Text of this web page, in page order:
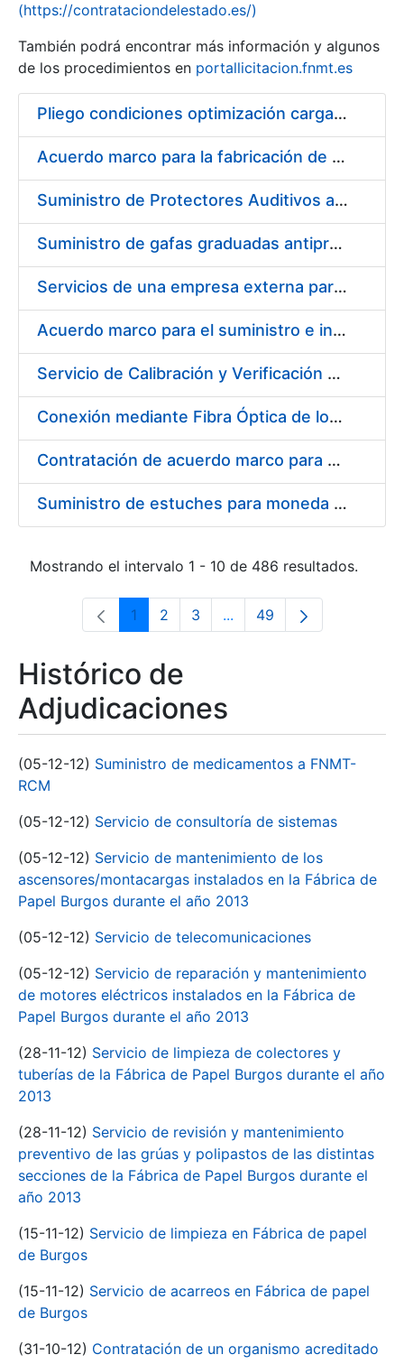
(https://contrataciondelestado.es/)
También podrá encontrar más información y algunos
de los procedimientos en portallicitacion.fnmt.es
Pliego condiciones optimización cargas compras firmado
Acuerdo marco para la fabricación de piezas
Suministro de Protectores Auditivos a medida para las personas trabajadoras de los Centros de Trabajo de Madrid y Burgos
Suministro de gafas graduadas antiproyecciones para los trabajadores de la FNMT-RCM en los centros de trabajo de Madrid y Burgos
Servicios de una empresa externa para el asesoramiento y resolución de los recursos de alzada que se presentan relacionados con procesos de selección para la FNMT-RCM
Acuerdo marco para el suministro e instalación de persianas, estores y otros complementos
Servicio de Calibración y Verificación Externa de los Equipos de Medición del Servicio de Prevención de la FNMT-RCM
Conexión mediante Fibra Óptica de los Centros de Proceso de Datos (CPDs) de las sedes de la FNMT-RCM de Burgos y Madrid
Contratación de acuerdo marco para el Suministro de Material de Electricidad para la Fábrica Nacional de Moneda y Timbre-Real Casa de la Moneda en su centro de trabajo de Burgos
Suministro de estuches para moneda de 30 €
Mostrando el intervalo 1 - 10 de 486 resultados.
Página
1 Página
2 Página
3 ...Páginas intermedias Use
Página
49
Histórico de
Adjudicaciones
(05-12-12) Suministro de medicamentos a FNMT-
RCM
(05-12-12) Servicio de consultoría de sistemas
(05-12-12) Servicio de mantenimiento de los
ascensores/montacargas instalados en la Fábrica de
Papel Burgos durante el año 2013
(05-12-12) Servicio de telecomunicaciones
(05-12-12) Servicio de reparación y mantenimiento
de motores eléctricos instalados en la Fábrica de
Papel Burgos durante el año 2013
(28-11-12) Servicio de limpieza de colectores y
tuberías de la Fábrica de Papel Burgos durante el año
2013
(28-11-12) Servicio de revisión y mantenimiento
preventivo de las grúas y polipastos de las distintas
secciones de la Fábrica de Papel Burgos durante el
año 2013
(15-11-12) Servicio de limpieza en Fábrica de papel
de Burgos
(15-11-12) Servicio de acarreos en Fábrica de papel
de Burgos
(31-10-12) Contratación de un organismo acreditado